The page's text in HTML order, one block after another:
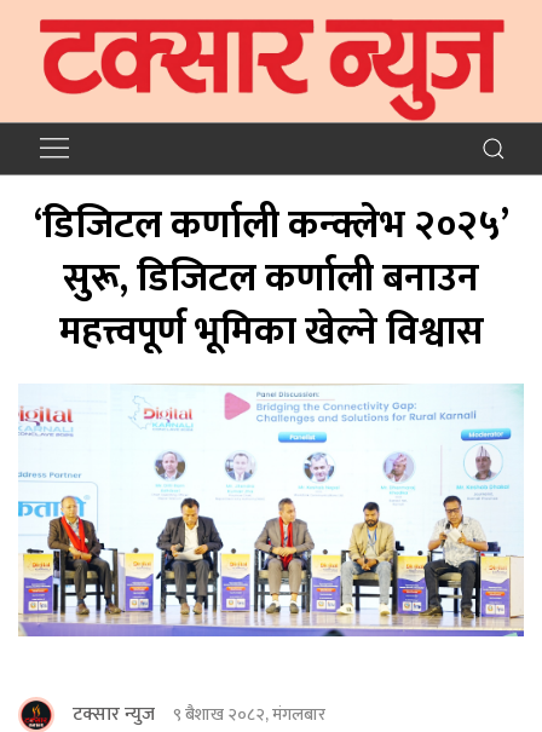
‘डिजिटल कर्णाली कन्क्लेभ २०२५’
सुरू, डिजिटल कर्णाली बनाउन
महत्त्वपूर्ण भूमिका खेल्ने विश्वास
टक्सार न्युज ९ बैशाख २०८२, मंगलबार